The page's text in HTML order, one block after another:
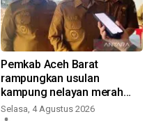
Pemkab Aceh Barat
rampungkan usulan
kampung nelayan merah
putih ke KKP
Selasa, 4 Agustus 2026